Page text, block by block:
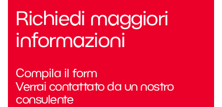
Richiedi maggiori
informazioni
Compila il form
Verrai contattato da un nostro
consulente